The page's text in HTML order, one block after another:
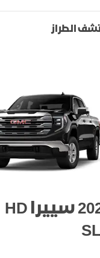
الطراز
2025 سييرا HD